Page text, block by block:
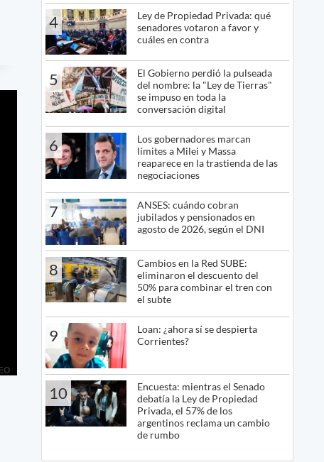
4
Ley de Propiedad Privada: qué
senadores votaron a favor y
cuáles en contra
5
El Gobierno perdió la pulseada
del nombre: la "Ley de Tierras"
se impuso en toda la
conversación digital
6
Los gobernadores marcan
límites a Milei y Massa
reaparece en la trastienda de las
negociaciones
7
ANSES: cuándo cobran
jubilados y pensionados en
agosto de 2026, según el DNI
8
Cambios en la Red SUBE:
eliminaron el descuento del
50% para combinar el tren con
el subte
9
Loan: ¿ahora sí se despierta
Corrientes?
10
Encuesta: mientras el Senado
debatía la Ley de Propiedad
Privada, el 57% de los
argentinos reclama un cambio
de rumbo